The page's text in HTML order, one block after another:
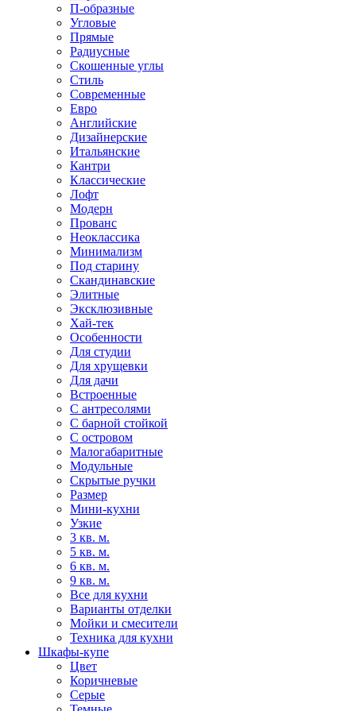
П-образные
Угловые
Прямые
Радиусные
Скошенные углы
Стиль
Современные
Евро
Английские
Дизайнерские
Итальянские
Кантри
Классические
Лофт
Модерн
Прованс
Неоклассика
Минимализм
Под старину
Скандинавские
Элитные
Эксклюзивные
Хай-тек
Особенности
Для студии
Для хрущевки
Для дачи
Встроенные
С антресолями
С барной стойкой
С островом
Малогабаритные
Модульные
Скрытые ручки
Размер
Мини-кухни
Узкие
3 кв. м.
5 кв. м.
6 кв. м.
9 кв. м.
Все для кухни
Варианты отделки
Мойки и смесители
Техника для кухни
Шкафы-купе
Цвет
Коричневые
Серые